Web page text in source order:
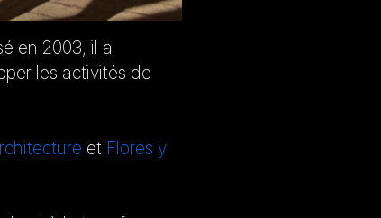
en 2003, il a
les activités de
et Flores y